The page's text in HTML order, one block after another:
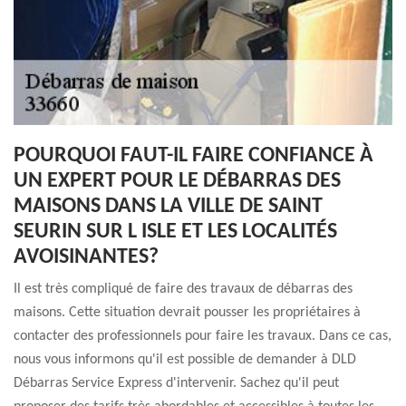
POURQUOI FAUT-IL FAIRE CONFIANCE À
UN EXPERT POUR LE DÉBARRAS DES
MAISONS DANS LA VILLE DE SAINT
SEURIN SUR L ISLE ET LES LOCALITÉS
AVOISINANTES?
Il est très compliqué de faire des travaux de débarras des
maisons. Cette situation devrait pousser les propriétaires à
contacter des professionnels pour faire les travaux. Dans ce cas,
nous vous informons qu'il est possible de demander à DLD
Débarras Service Express d'intervenir. Sachez qu'il peut